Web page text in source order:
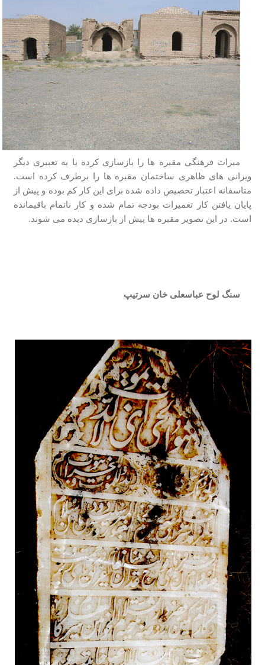
میراث فرهنگی مقبره ها را بازسازی کرده یا به تعبیری دیگر
ویرانی های ظاهری ساختمان مقبره ها را برطرف کرده است.
متاسفانه اعتبار تخصیص داده شده برای این کار کم بوده و پیش از
پایان یافتن کار تعمیرات بودجه تمام شده و کار ناتمام باقیمانده
است. در این تصویر مقبره ها پیش از بازسازی دیده می شوند.
سنگ لوح عباسعلی خان سرتیپ